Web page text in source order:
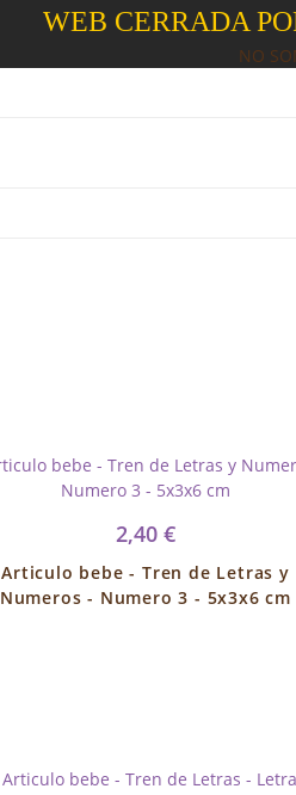
WEB CERRADA
NO
2,40 €
Articulo bebe - Tren de Letras y
Numeros - Numero 3 - 5x3x6 cm